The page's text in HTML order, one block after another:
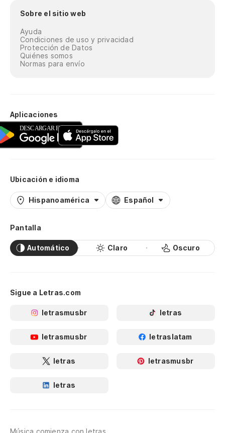
Sobre el sitio web
Ayuda
Condiciones de uso y privacidad
Protección de Datos
Quiénes somos
Normas para envío
Aplicaciones
Ubicación e idioma
Hispanoamérica Español
Pantalla
Automático Claro Oscuro
Sigue a Letras.com
letrasmusbr letras
letrasmusbr letraslatam
letras letrasmusbr
letras
Música comienza con letras